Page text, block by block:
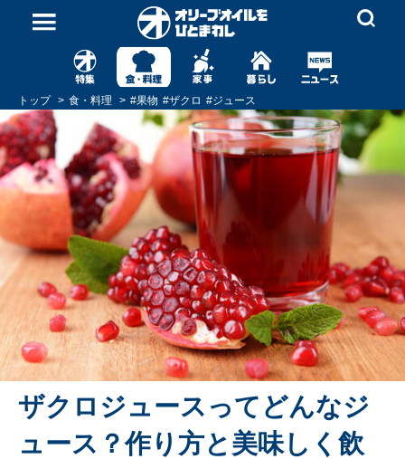
トップ 食・料理 #果物 #ザクロ #ジュース
ザクロジュースってどんなジ
ュース？作り方と美味しく飲